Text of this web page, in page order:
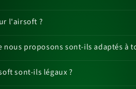
l'airsoft ?
nous proposons sont-ils adaptés à
sont-ils légaux ?